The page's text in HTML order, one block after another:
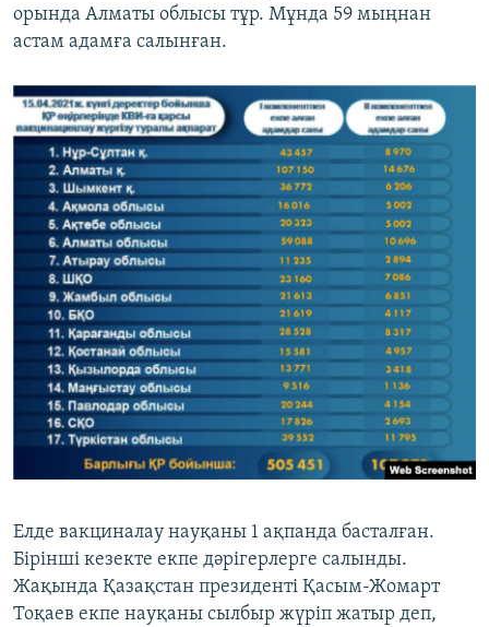
орында Алматы облысы тұр. Мұнда 59 мыңнан
астам адамға салынған.
Елде вакциналау науқаны 1 ақпанда басталған.
Бірінші кезекте екпе дәрігерлерге салынды.
Жақында Қазақстан президенті Қасым-Жомарт
Тоқаев екпе науқаны сылбыр жүріп жатыр деп,